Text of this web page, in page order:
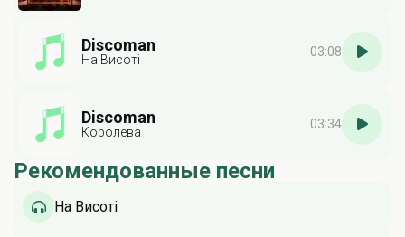
Discoman
На Висоті
03:08
Discoman
Королева
03:34
Рекомендованные песни
На Висоті